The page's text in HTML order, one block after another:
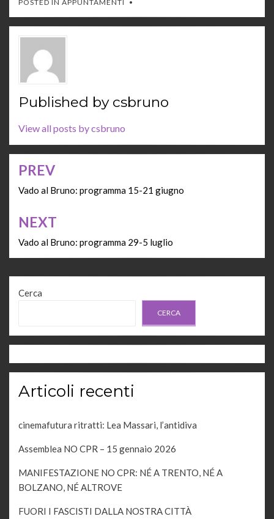
POSTED IN APPUNTAMENTI
Published by csbruno
View all posts by csbruno
Navigazione
articoli
PREV
Vado al Bruno: programma 15-21 giugno
NEXT
Vado al Bruno: programma 29-5 luglio
Cerca
CERCA
Articoli recenti
cinemafutura ritratti: Lea Massari, l’antidiva
Assemblea NO CPR – 15 gennaio 2026
MANIFESTAZIONE NO CPR: NÉ A TRENTO, NÉ A
BOLZANO, NÉ ALTROVE
FUORI I FASCISTI DALLA NOSTRA CITTÀ